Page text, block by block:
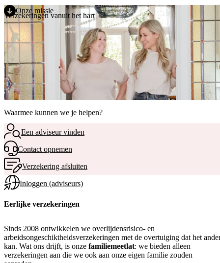
Direct naar de inhoud
MENU
Verzekeringen vanuit het hart
Onze missie
Waarmee kunnen we je helpen?
Een adviseur vinden
Contact opnemen
Verzekering afsluiten
Inloggen (adviseurs)
Eerlijke verzekeringen
Sinds 2008 ontwikkelen we overlijdensrisico- en
arbeidsongeschiktheidsverzekeringen met de overtuiging dat het
kan. Wat ons drijft, is onze familiemeetlat: we bieden alleen
verzekeringen aan die we ook aan onze eigen familie zouden